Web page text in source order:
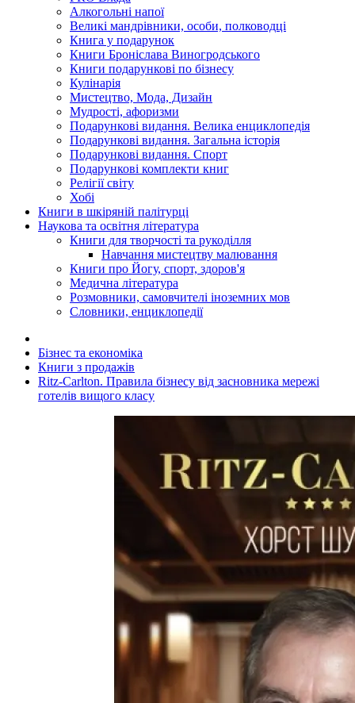
Алкогольні напої
Великі мандрівники, особи, полководці
Книга у подарунок
Книги Броніслава Виногродського
Книги подарункові по бізнесу
Кулінарія
Мистецтво, Мода, Дизайн
Мудрості, афоризми
Подарункові видання. Велика енциклопедія
Подарункові видання. Загальна історія
Подарункові видання. Спорт
Подарункові комплекти книг
Релігії світу
Хобі
Книги в шкіряній палітурці
Наукова та освітня література
Книги для творчості та рукоділля
Навчання мистецтву малювання
Книги про Йогу, спорт, здоров'я
Медична література
Розмовники, самовчителі іноземних мов
Словники, енциклопедії
Бізнес та економіка
Книги з продажів
Ritz-Carlton. Правила бізнесу від засновника мережі
готелів вищого класу